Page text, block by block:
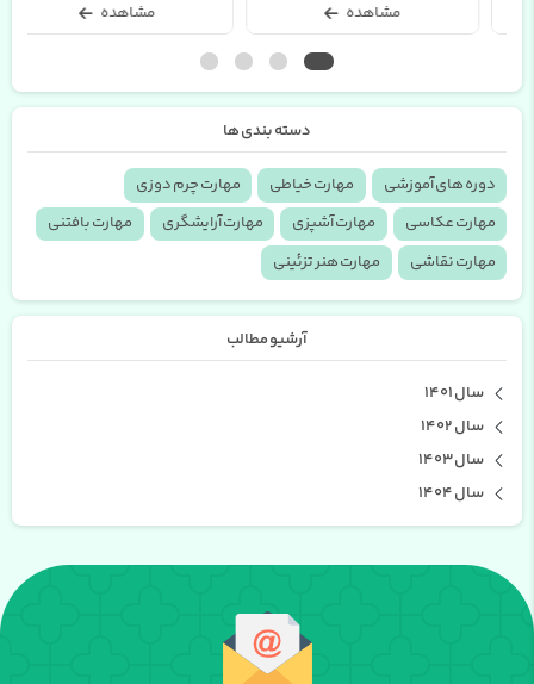
مشاهده مشاهده
دسته بندی ها
دوره های آموزشی مهارت خیاطی
مهارت چرم دوزی
مهارت عکاسی
مهارت آشپزی مهارت آرایشگری
مهارت بافتنی
مهارت نقاشی
مهارت هنر تزئینی
آرشیو مطالب
سال 1401
سال 1402
سال 1403
سال 1404